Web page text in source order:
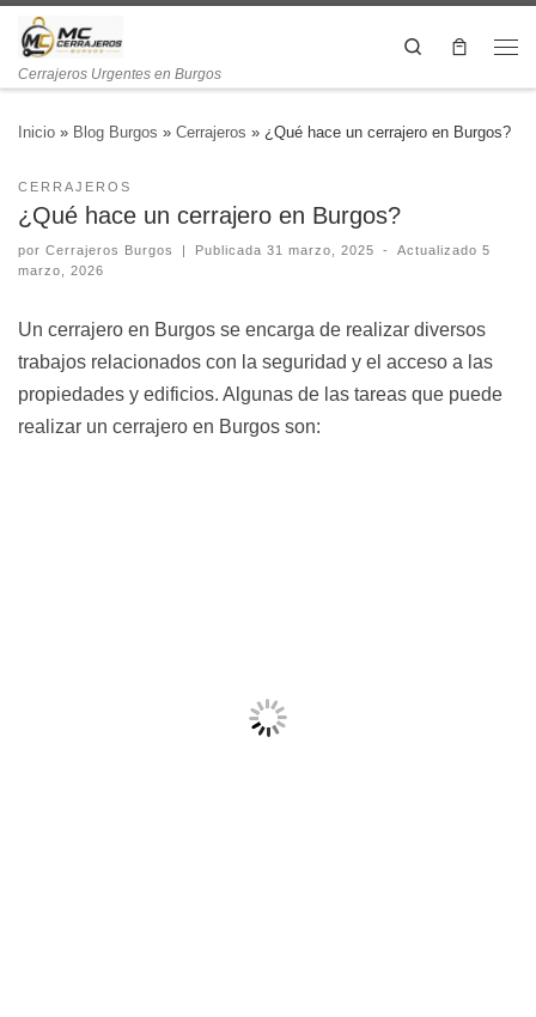
Cerrajeros Urgentes en Burgos
Search
Inicio » Blog Burgos » Cerrajeros » ¿Qué hace un cerrajero en Burgos?
CERRAJEROS
¿Qué hace un cerrajero en Burgos?
por Cerrajeros Burgos | Publicada31 marzo, 2025 - Actualizado5
marzo, 2026
Un cerrajero en Burgos se encarga de realizar diversos
trabajos relacionados con la seguridad y el acceso a las
propiedades y edificios. Algunas de las tareas que puede
realizar un cerrajero en Burgos son: